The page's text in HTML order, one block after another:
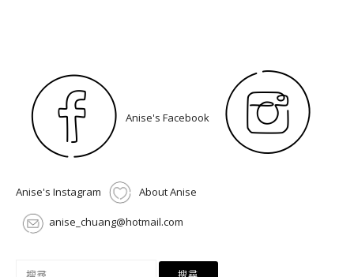
Anise's Facebook
Anise's Instagram About Anise
anise_chuang@hotmail.com